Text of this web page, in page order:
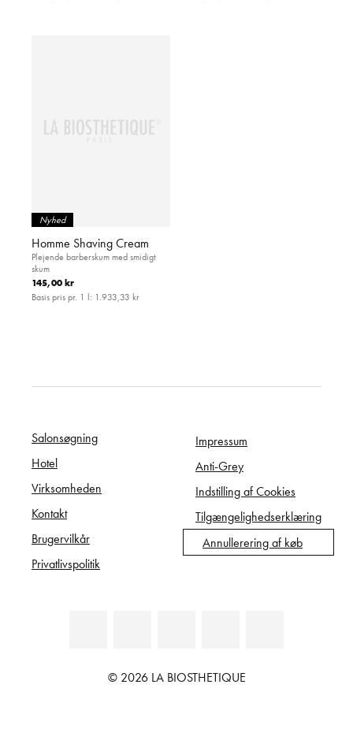
Nyhed
Homme Shaving Cream
Plejende barberskum med smidigt
skum
145,00 kr
Basis pris pr. 1 l: 1.933,33 kr
Salonsøgning
Hotel
Virksomheden
Kontakt
Brugervilkår
Privatlivspolitik
Impressum
Anti-Grey
Indstilling af Cookies
Tilgængelighedserklæring
Annullerering af køb
© 2026 LA BIOSTHETIQUE